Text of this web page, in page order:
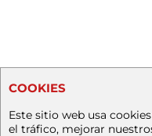
COOKIES
Este sitio web usa
el tráfico, mejorar